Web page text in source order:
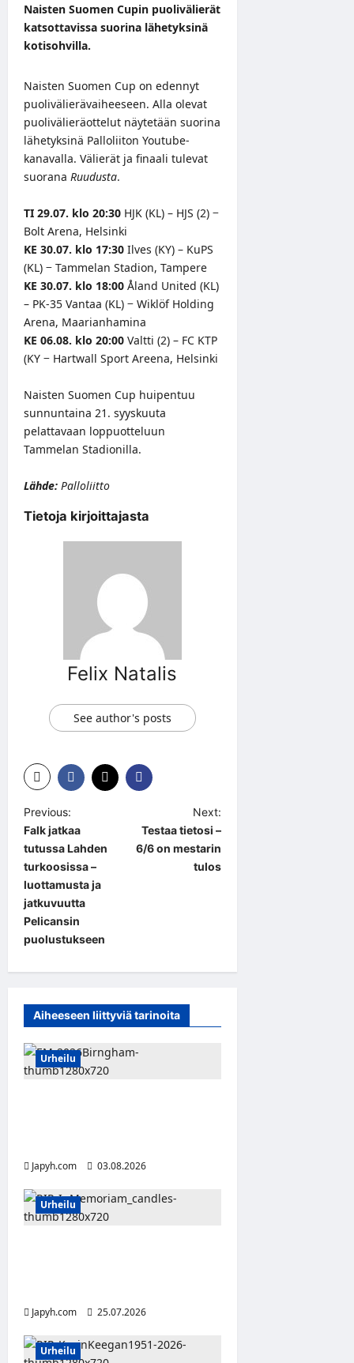
Naisten Suomen Cupin puolivälierät
katsottavissa suorina lähetyksinä
kotisohvilla.
Naisten Suomen Cup on edennyt
puolivälierävaiheeseen. Alla olevat
puolivälieräottelut näytetään suorina
lähetyksinä Palloliiton Youtube-
kanavalla. Välierät ja finaali tulevat
suorana Ruudusta.
TI 29.07. klo 20:30 HJK (KL) – HJS (2) −
Bolt Arena, Helsinki
KE 30.07. klo 17:30 Ilves (KY) – KuPS
(KL) − Tammelan Stadion, Tampere
KE 30.07. klo 18:00 Åland United (KL)
– PK-35 Vantaa (KL) − Wiklöf Holding
Arena, Maarianhamina
KE 06.08. klo 20:00 Valtti (2) – FC KTP
(KY − Hartwall Sport Areena, Helsinki
Naisten Suomen Cup huipentuu
sunnuntaina 21. syyskuuta
pelattavaan loppuotteluun
Tammelan Stadionilla.
Lähde: Palloliitto
Tietoja kirjoittajasta
Felix Natalis
See author's posts
P
o
s
t
n
a
g
t
Previous:
Falk jatkaa
tutussa Lahden
turkoosissa –
luottamusta ja
jatkuvuutta
Pelicansin
puolustukseen
Next:
Testaa tietosi –
6/6 on mestarin
tulos
Aiheeseen liittyviä tarinoita
Urheilu
Japyh.com 03.08.2026
Urheilu
Japyh.com 25.07.2026
Urheilu